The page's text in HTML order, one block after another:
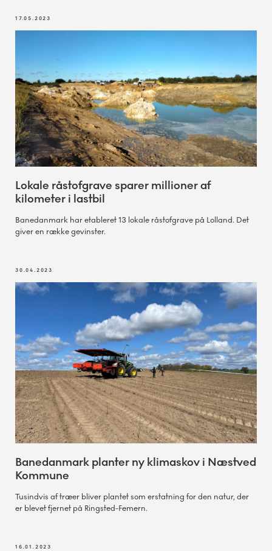
17.05.2023
Lokale råstofgrave sparer millioner af
kilometer i lastbil
Banedanmark har etableret 13 lokale råstofgrave på Lolland. Det
giver en række gevinster.
30.04.2023
Banedanmark planter ny klimaskov i Næstved
Kommune
Tusindvis af træer bliver plantet som erstatning for den natur, der
er blevet fjernet på Ringsted-Femern.
16.01.2023